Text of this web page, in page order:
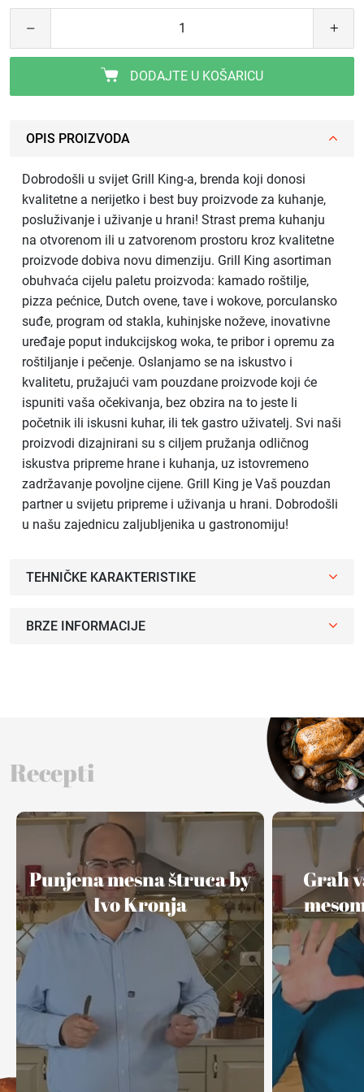
DODAJTE U KOŠARICU
OPIS PROIZVODA
Dobrodošli u svijet Grill King-a, brenda koji donosi
kvalitetne a nerijetko i best buy proizvode za kuhanje,
posluživanje i uživanje u hrani! Strast prema kuhanju
na otvorenom ili u zatvorenom prostoru kroz kvalitetne
proizvode dobiva novu dimenziju. Grill King asortiman
obuhvaća cijelu paletu proizvoda: kamado roštilje,
pizza pećnice, Dutch ovene, tave i wokove, porculansko
suđe, program od stakla, kuhinjske noževe, inovativne
uređaje poput indukcijskog woka, te pribor i opremu za
roštiljanje i pečenje. Oslanjamo se na iskustvo i
kvalitetu, pružajući vam pouzdane proizvode koji će
ispuniti vaša očekivanja, bez obzira na to jeste li
početnik ili iskusni kuhar, ili tek gastro uživatelj. Svi naši
proizvodi dizajnirani su s ciljem pružanja odličnog
iskustva pripreme hrane i kuhanja, uz istovremeno
zadržavanje povoljne cijene. Grill King je Vaš pouzdan
partner u svijetu pripreme i uživanja u hrani. Dobrodošli
u našu zajednicu zaljubljenika u gastronomiju!
TEHNIČKE KARAKTERISTIKE
BRZE INFORMACIJE
Recepti
Punjena mesna štruca by
Ivo Kronja
Grah